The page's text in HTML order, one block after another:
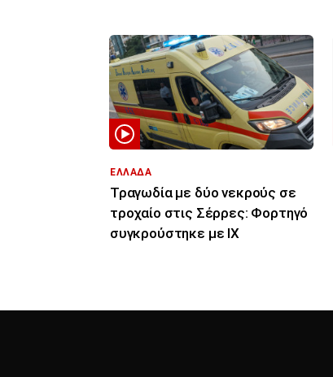
ΕΛΛΑΔΑ
Τραγωδία με δύο νεκρούς σε
τροχαίο στις Σέρρες: Φορτηγό
συγκρούστηκε με ΙΧ